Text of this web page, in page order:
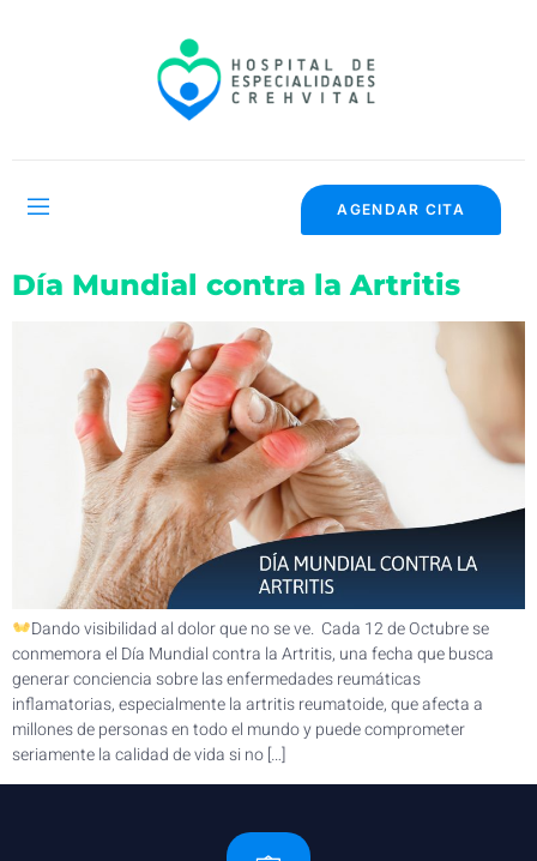
AGENDAR CITA
Día Mundial contra la Artritis
Dando visibilidad al dolor que no se ve. Cada 12 de Octubre se
conmemora el Día Mundial contra la Artritis, una fecha que busca
generar conciencia sobre las enfermedades reumáticas
inflamatorias, especialmente la artritis reumatoide, que afecta a
millones de personas en todo el mundo y puede comprometer
seriamente la calidad de vida si no […]